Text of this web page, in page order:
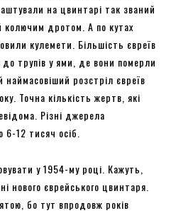
на цвинтарі так званий
колючим дротом. А по кутах
кулемети. Більшість євреїв
трупів у ями, де вони померли
розстріл євреїв
Точна кількість жертв, які
Різні джерела
12 тисяч осіб.
у 1954-му році. Кажуть,
нового єврейського цвинтаря.
бо тут впродовж років